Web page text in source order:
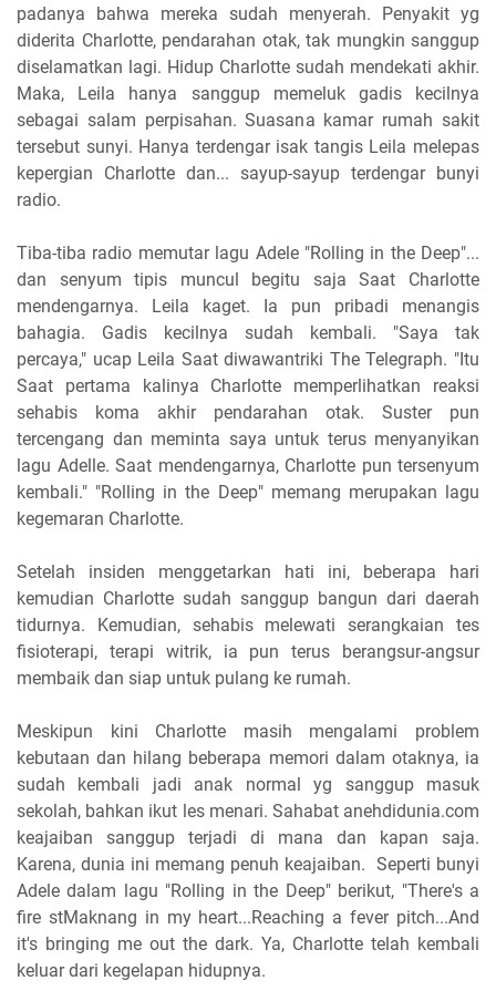
padanya bahwa mereka sudah menyerah. Penyakit yg
diderita Charlotte, pendarahan otak, tak mungkin sanggup
diselamatkan lagi. Hidup Charlotte sudah mendekati akhir.
Maka, Leila hanya sanggup memeluk gadis kecilnya
sebagai salam perpisahan. Suasana kamar rumah sakit
tersebut sunyi. Hanya terdengar isak tangis Leila melepas
kepergian Charlotte dan... sayup-sayup terdengar bunyi
radio.
Tiba-tiba radio memutar lagu Adele "Rolling in the Deep"...
dan senyum tipis muncul begitu saja Saat Charlotte
mendengarnya. Leila kaget. Ia pun pribadi menangis
bahagia. Gadis kecilnya sudah kembali. "Saya tak
percaya," ucap Leila Saat diwawantriki The Telegraph. "Itu
Saat pertama kalinya Charlotte memperlihatkan reaksi
sehabis koma akhir pendarahan otak. Suster pun
tercengang dan meminta saya untuk terus menyanyikan
lagu Adelle. Saat mendengarnya, Charlotte pun tersenyum
kembali." "Rolling in the Deep" memang merupakan lagu
kegemaran Charlotte.
Setelah insiden menggetarkan hati ini, beberapa hari
kemudian Charlotte sudah sanggup bangun dari daerah
tidurnya. Kemudian, sehabis melewati serangkaian tes
fisioterapi, terapi witrik, ia pun terus berangsur-angsur
membaik dan siap untuk pulang ke rumah.
Meskipun kini Charlotte masih mengalami problem
kebutaan dan hilang beberapa memori dalam otaknya, ia
sudah kembali jadi anak normal yg sanggup masuk
sekolah, bahkan ikut les menari. Sahabat anehdidunia.com
keajaiban sanggup terjadi di mana dan kapan saja.
Karena, dunia ini memang penuh keajaiban. Seperti bunyi
Adele dalam lagu "Rolling in the Deep" berikut, "There's a
fire stMaknang in my heart...Reaching a fever pitch...And
it's bringing me out the dark. Ya, Charlotte telah kembali
keluar dari kegelapan hidupnya.